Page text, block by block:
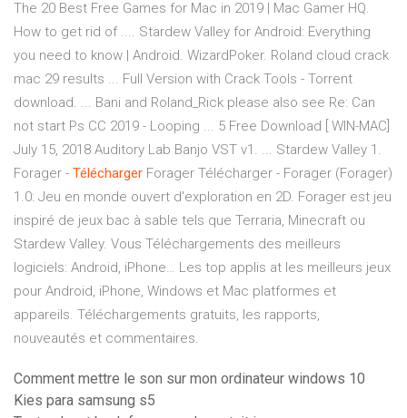
The 20 Best Free Games for Mac in 2019 | Mac Gamer HQ.
How to get rid of .... Stardew Valley for Android: Everything
you need to know | Android. WizardPoker. Roland cloud crack
mac 29 results ... Full Version with Crack Tools - Torrent
download. ... Bani and Roland_Rick please also see Re: Can
not start Ps CC 2019 - Looping ... 5 Free Download [ WIN-MAC]
July 15, 2018 Auditory Lab Banjo VST v1. ... Stardew Valley 1.
Forager - Télécharger Forager Télécharger - Forager (Forager)
1.0: Jeu en monde ouvert d'exploration en 2D. Forager est jeu
inspiré de jeux bac à sable tels que Terraria, Minecraft ou
Stardew Valley. Vous Téléchargements des meilleurs
logiciels: Android, iPhone… Les top applis at les meilleurs jeux
pour Android, iPhone, Windows et Mac platformes et
appareils. Téléchargements gratuits, les rapports,
nouveautés et commentaires.
Comment mettre le son sur mon ordinateur windows 10
Kies para samsung s5